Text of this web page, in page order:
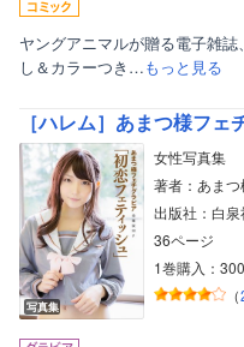
ヤングアニマルが贈る電子雑
し＆カラーつき…もっと見る
写真集
女性写真集
著者：あまつ
出版社：白泉
36ページ
1巻購入：
（